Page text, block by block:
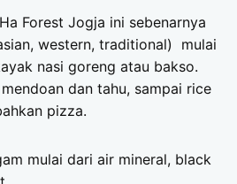
Forest Jogja ini sebenarnya
western, traditional) mulai
nasi goreng atau bakso.
dan tahu, sampai rice
pizza.
mulai dari air mineral, black